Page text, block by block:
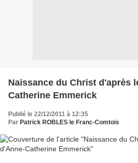
Naissance du Christ d'après
Catherine Emmerick
Publié le 22/12/2011 à 12:35
Par Patrick ROBLES le Franc-Comtois